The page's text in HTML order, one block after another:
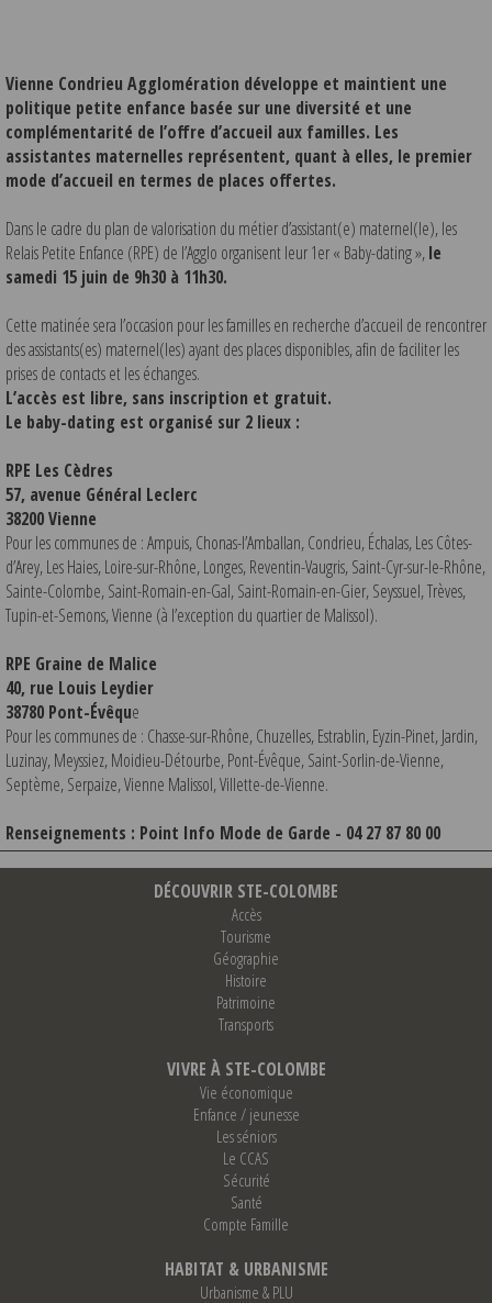
Vienne Condrieu Agglomération développe et maintient une
politique petite enfance basée sur une diversité et une
complémentarité de l’offre d’accueil aux familles. Les
assistantes maternelles représentent, quant à elles, le premier
mode d’accueil en termes de places offertes.
Dans le cadre du plan de valorisation du métier d’assistant(e) maternel(le), les
Relais Petite Enfance (RPE) de l’Agglo organisent leur 1er « Baby-dating »,le
samedi 15 juin de 9h30 à 11h30.
Cette matinée sera l’occasion pour les familles en recherche d’accueil de rencontrer
des assistants(es) maternel(les) ayant des places disponibles, afin de faciliter les
prises de contacts et les échanges.
L’accès est libre, sans inscription et gratuit.
Le baby-dating est organisé sur 2 lieux :
RPE Les Cèdres
57, avenue Général Leclerc
38200 Vienne
Pour les communes de : Ampuis, Chonas-l’Amballan, Condrieu, Échalas, Les Côtes-
d’Arey, Les Haies, Loire-sur-Rhône, Longes, Reventin-Vaugris, Saint-Cyr-sur-le-Rhône,
Sainte-Colombe, Saint-Romain-en-Gal, Saint-Romain-en-Gier, Seyssuel, Trèves,
Tupin-et-Semons, Vienne (à l’exception du quartier de Malissol).
RPE Graine de Malice
40, rue Louis Leydier
38780 Pont-Évêque
Pour les communes de : Chasse-sur-Rhône, Chuzelles, Estrablin, Eyzin-Pinet, Jardin,
Luzinay, Meyssiez, Moidieu-Détourbe, Pont-Évêque, Saint-Sorlin-de-Vienne,
Septème, Serpaize, Vienne Malissol, Villette-de-Vienne.
Renseignements : Point Info Mode de Garde - 04 27 87 80 00
DÉCOUVRIR STE-COLOMBE
Accès
Tourisme
Géographie
Histoire
Patrimoine
Transports
VIVRE À STE-COLOMBE
Vie économique
Enfance / jeunesse
Les séniors
Le CCAS
Sécurité
Santé
Compte Famille
HABITAT & URBANISME
Urbanisme & PLU